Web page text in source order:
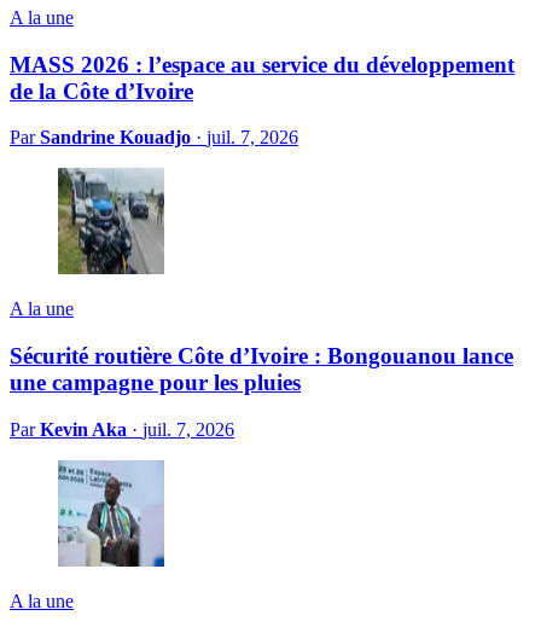
A la une
MASS 2026 : l’espace au service du développement
de la Côte d’Ivoire
ParSandrine Kouadjo · juil. 7, 2026
A la une
Sécurité routière Côte d’Ivoire : Bongouanou lance
une campagne pour les pluies
ParKevin Aka · juil. 7, 2026
A la une